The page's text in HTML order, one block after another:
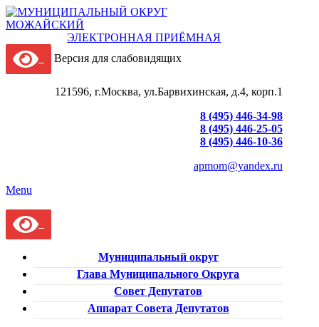
ЭЛЕКТРОННАЯ ПРИЁМНАЯ
Версия для слабовидящих
121596, г.Москва, ул.Барвихинская, д.4, корп.1
8 (495) 446-34-98
8 (495) 446-25-05
8 (495) 446-10-36
apmom@yandex.ru
Menu
Муниципальный округ
Глава Муниципального Округа
Совет Депутатов
Аппарат Совета Депутатов